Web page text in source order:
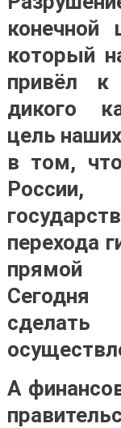
конечной
который
привёл к
дикого
цель
в том,
перехода
прямой
Сегодня
А